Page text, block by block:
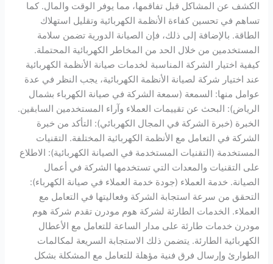
الكشف عن المشاكل قبل تفاقمها، مما يوفر الوقت والمال. كما
تساهم في تحسين كفاءة الأنظمة الكهربائية وتقليل استهلاك
الطاقة. بالإضافة إلى ذلك، فإن الصيانة الدورية تضمن سلامة
المستخدمين من خلال الحد من المخاطر الكهربائية المحتملة.
كيفية اختيار الشركة المناسبة لخدمات صيانة الأنظمة الكهربائية
عند اختيار شركة لصيانة الأنظمة الكهربائية، يجب النظر في عدة
عوامل منها: السمعة (سمعة الشركة في صيانة الكهرباء بشمال
الرياض): البحث عن تقييمات العملاء وآراء المستخدمين السابقين.
الخبرة (خبرة الشركة في المجال الكهربائي): التأكد من خبرة
الشركة في التعامل مع الأنظمة الكهربائية المختلفة. التقنيات
المستخدمة (التقنيات المستخدمة في الصيانة الكهربائية): الاطلاع
على التقنيات والمعدات التي تستخدمها الشركة في أعمال
الصيانة. خدمة العملاء (جودة خدمة العملاء في صيانة الكهرباء):
التحقق من سرعة استجابة الشركة وفعاليتها في التعامل مع
العملاء. الخدمات الطارئة لشركة هوم مودرن تقدم شركة هوم
مودرن خدمات طارئة على مدار الساعة للتعامل مع الأعطال
الكهربائية الطارئة. يتضمن ذلك الاستجابة السريعة لمكالمات
الطوارئ وإرسال فرق فنية مؤهلة للتعامل مع المشكلة بشكل